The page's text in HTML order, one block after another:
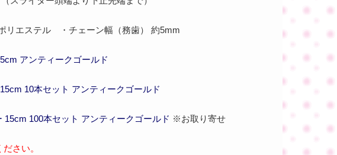
リエステル ・チェーン幅（務歯） 約5mm
アンティークゴールド
10本セット アンティークゴールド
15cm 100本セット アンティークゴールド ※お取り寄せ
さい。